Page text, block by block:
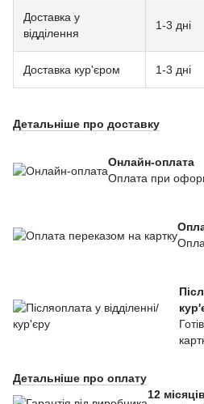
Доставка у
відділення
1-3 дні
Доставка кур'єром 1-3 дні
Детальніше про доставку
Онлайн-оплата
Оплата при
Детальніше про оплату
12 місяців